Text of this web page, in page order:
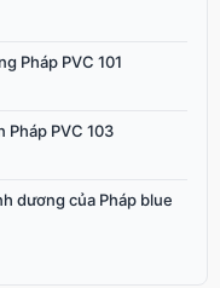
Pháp PVC 101
Pháp PVC 103
dương của Pháp blue